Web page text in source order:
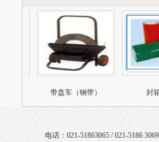
带盘车（钢带） 封
电话：021-51863065 / 021-5186